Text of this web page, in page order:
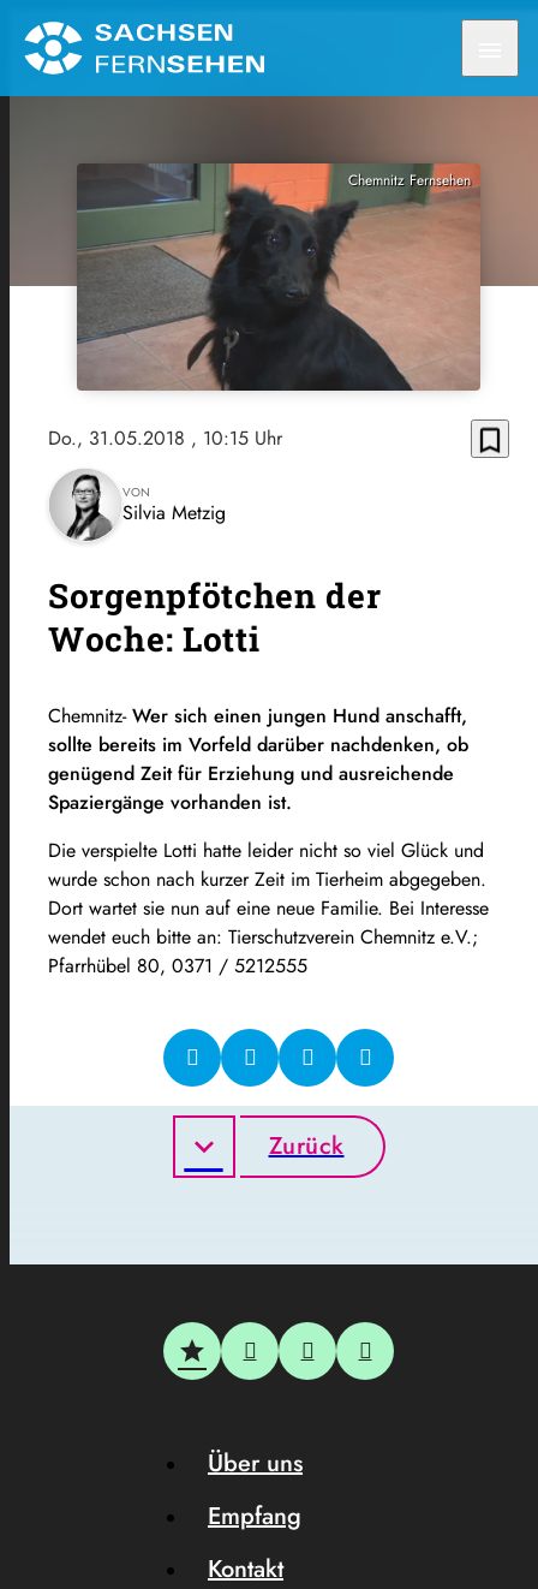
Chemnitz Fernsehen
Do., 31.05.2018 , 10:15 Uhr bookmark_border
VON
Silvia Metzig
Sorgenpfötchen der
Woche: Lotti
Chemnitz-Wer sich einen jungen Hund anschafft,
sollte bereits im Vorfeld darüber nachdenken, ob
genügend Zeit für Erziehung und ausreichende
Spaziergänge vorhanden ist.
Die verspielte Lotti hatte leider nicht so viel Glück und
wurde schon nach kurzer Zeit im Tierheim abgegeben.
Dort wartet sie nun auf eine neue Familie. Bei Interesse
wendet euch bitte an: Tierschutzverein Chemnitz e.V.;
Pfarrhübel 80, 0371 / 5212555
Zurück
Über uns
Empfang
Kontakt